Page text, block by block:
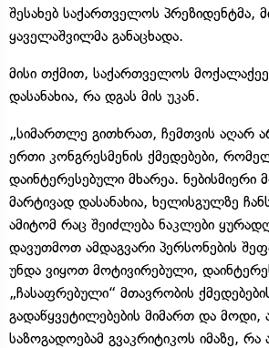
შესახებ საქართველოს პრეზიდენტმა,
ყაველაშვილმა განაცხადა.
მისი თქმით, საქართველოს
დასანახია, რა დგას მის უკან.
„სიმართლე გითხრათ, ჩემთვის აღარ
ერთი კონგრესმენის ქმედებები,
დაინტერესებული მხარეა. ნებისმიერი
მარტივად დასანახია, ხელისგულზე
ამიტომ რაც შეიძლება ნაკლები
დავუთმოთ ამდაგვარი პერსონების
უნდა ვიყოთ მოტივირებული,
„ჩასაფრებული“ მთავრობის
გადაწყვეტილებების მიმართ და მოდი,
საზოგადოებამ გვაკრიტიკოს იმაზე,